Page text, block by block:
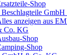
Shop
anzeigen aus
Co. KG
Shop
Shop